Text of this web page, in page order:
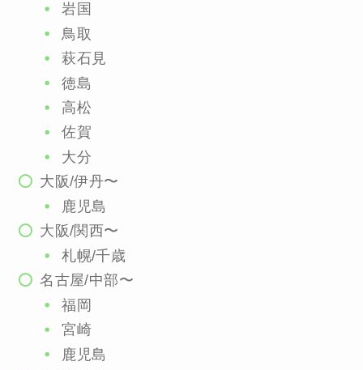
岩国
鳥取
萩石見
徳島
高松
佐賀
大分
大阪/伊丹〜
鹿児島
大阪/関西〜
札幌/千歳
名古屋/中部〜
福岡
宮崎
鹿児島